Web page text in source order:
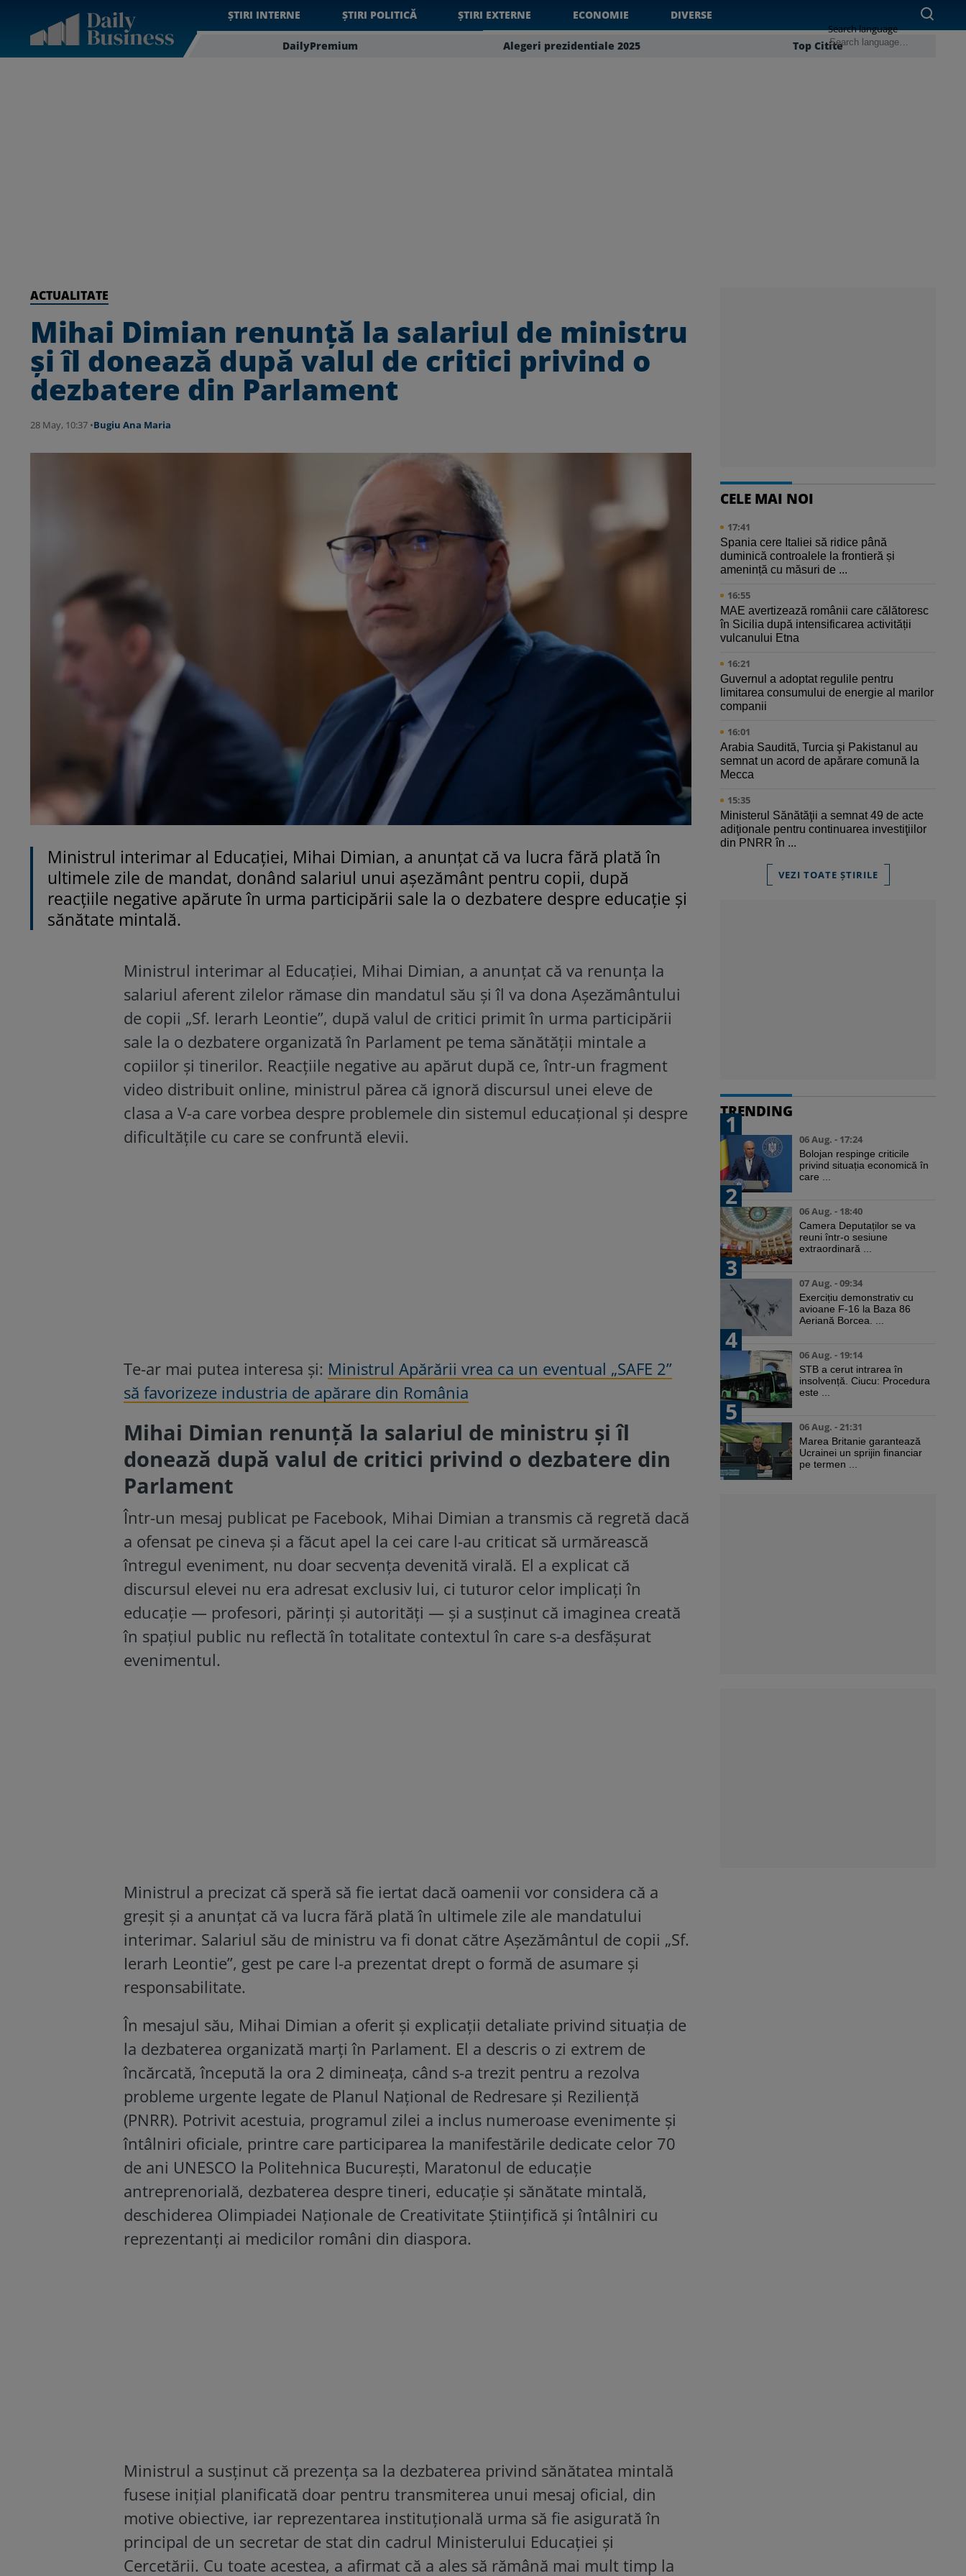
ȘTIRI INTERNE ȘTIRI POLITICĂ ȘTIRI EXTERNE ECONOMIE DIVERSE
DailyPremium Alegeri prezidentiale 2025 Top Citite
Search language
ACTUALITATE
Mihai Dimian renunță la salariul de ministru
și îl donează după valul de critici privind o
dezbatere din Parlament
28 May, 10:37 •Bugiu ⁠Ana Maria
Ministrul interimar al Educației, Mihai Dimian, a anunțat că va lucra fără plată în
ultimele zile de mandat, donând salariul unui așezământ pentru copii, după
reacțiile negative apărute în urma participării sale la o dezbatere despre educație și
sănătate mintală.
Ministrul interimar al Educației, Mihai Dimian, a anunțat că va renunța la
salariul aferent zilelor rămase din mandatul său și îl va dona Așezământului
de copii „Sf. Ierarh Leontie”, după valul de critici primit în urma participării
sale la o dezbatere organizată în Parlament pe tema sănătății mintale a
copiilor și tinerilor. Reacțiile negative au apărut după ce, într-un fragment
video distribuit online, ministrul părea că ignoră discursul unei eleve de
clasa a V-a care vorbea despre problemele din sistemul educațional și despre
dificultățile cu care se confruntă elevii.
Te-ar mai putea interesa și: Ministrul Apărării vrea ca un eventual „SAFE 2”
să favorizeze industria de apărare din România
Mihai Dimian renunță la salariul de ministru și îl
donează după valul de critici privind o dezbatere din
Parlament
Într-un mesaj publicat pe Facebook, Mihai Dimian a transmis că regretă dacă
a ofensat pe cineva și a făcut apel la cei care l-au criticat să urmărească
întregul eveniment, nu doar secvența devenită virală. El a explicat că
discursul elevei nu era adresat exclusiv lui, ci tuturor celor implicați în
educație — profesori, părinți și autorități — și a susținut că imaginea creată
în spațiul public nu reflectă în totalitate contextul în care s-a desfășurat
evenimentul.
Ministrul a precizat că speră să fie iertat dacă oamenii vor considera că a
greșit și a anunțat că va lucra fără plată în ultimele zile ale mandatului
interimar. Salariul său de ministru va fi donat către Așezământul de copii „Sf.
Ierarh Leontie”, gest pe care l-a prezentat drept o formă de asumare și
responsabilitate.
În mesajul său, Mihai Dimian a oferit și explicații detaliate privind situația de
la dezbaterea organizată marți în Parlament. El a descris o zi extrem de
încărcată, începută la ora 2 dimineața, când s-a trezit pentru a rezolva
probleme urgente legate de Planul Național de Redresare și Reziliență
(PNRR). Potrivit acestuia, programul zilei a inclus numeroase evenimente și
întâlniri oficiale, printre care participarea la manifestările dedicate celor 70
de ani UNESCO la Politehnica București, Maratonul de educație
antreprenorială, dezbaterea despre tineri, educație și sănătate mintală,
deschiderea Olimpiadei Naționale de Creativitate Științifică și întâlniri cu
reprezentanți ai medicilor români din diaspora.
Ministrul a susținut că prezența sa la dezbaterea privind sănătatea mintală
fusese inițial planificată doar pentru transmiterea unui mesaj oficial, din
motive obiective, iar reprezentarea instituțională urma să fie asigurată în
principal de un secretar de stat din cadrul Ministerului Educației și
Cercetării. Cu toate acestea, a afirmat că a ales să rămână mai mult timp la
CELE MAI NOI
17:41
Spania cere Italiei să ridice până
duminică controalele la frontieră și
amenință cu măsuri de ...
16:55
MAE avertizează românii care călătoresc
în Sicilia după intensificarea activității
vulcanului Etna
16:21
Guvernul a adoptat regulile pentru
limitarea consumului de energie al marilor
companii
16:01
Arabia Saudită, Turcia şi Pakistanul au
semnat un acord de apărare comună la
Mecca
15:35
Ministerul Sănătăţii a semnat 49 de acte
adiţionale pentru continuarea investiţiilor
din PNRR în ...
VEZI TOATE ȘTIRILE
TRENDING
1
06 Aug. - 17:24
Bolojan respinge criticile
privind situația economică în
care ...
2
06 Aug. - 18:40
Camera Deputaților se va
reuni într-o sesiune
extraordinară ...
3
07 Aug. - 09:34
Exercițiu demonstrativ cu
avioane F-16 la Baza 86
Aeriană Borcea. ...
4
06 Aug. - 19:14
STB a cerut intrarea în
insolvență. Ciucu: Procedura
este ...
5
06 Aug. - 21:31
Marea Britanie garantează
Ucrainei un sprijin financiar
pe termen ...